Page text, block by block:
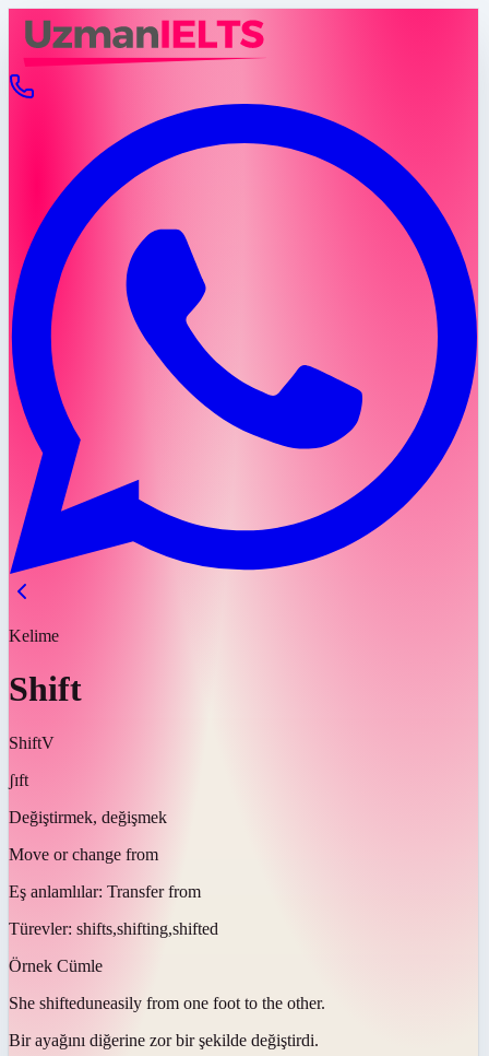
Kelime
Shift
ShiftV
ʃɪft
Değiştirmek, değişmek
Move or change from
Eş anlamlılar: Transfer from
Türevler: shifts,shifting,shifted
Örnek Cümle
She shifteduneasily from one foot to the other.
Bir ayağını diğerine zor bir şekilde değiştirdi.